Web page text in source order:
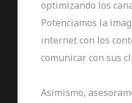
optimizando los
Potenciamos la
internet con los
comunicar con sus
Asimismo,